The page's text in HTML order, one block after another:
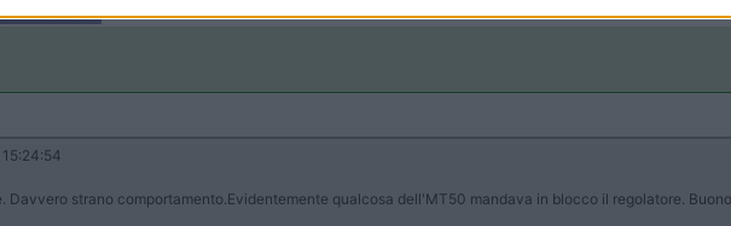
15:24:54
strano comportamento.Evidentemente qualcosa dell'MT50 mandava in blocco il regolatore.